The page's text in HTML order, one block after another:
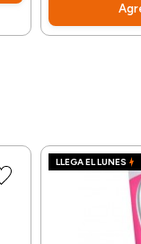
LLEGA EL LUNES